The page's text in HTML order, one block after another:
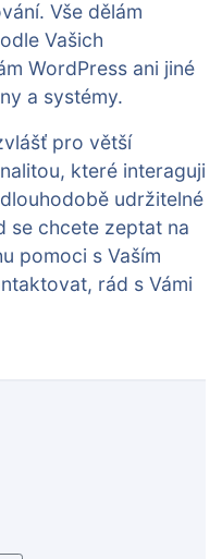
Vše dělám
Vašich
WordPress ani jiné
a systémy.
pro větší
které interaguji
udržitelné
se chcete zeptat na
pomoci s Vaším
rád s Vámi